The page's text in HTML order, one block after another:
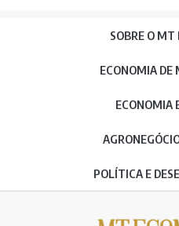
SOBRE O MT
ECONOMIA DE
ECONOMIA
POLÍTICA E